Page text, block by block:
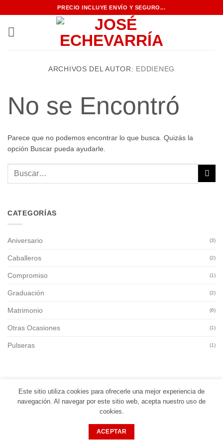
al
contenido
PRECIO INCLUYE ENVÍO Y SEGURO...
ARCHIVOS DEL AUTOR: EDDIENEG
No se Encontró
Parece que no podemos encontrar lo que busca. Quizás la
opción Buscar pueda ayudarle.
CATEGORÍAS
Aniversario (3)
Caballeros (2)
Compromiso (1)
Graduación (2)
Matrimonio (6)
Otras Ocasiones (1)
Pulseras (1)
CARRITO
Este sitio utiliza cookies para ofrecerle una mejor experiencia de
navegación. Al navegar por este sitio web, acepta nuestro uso de
cookies.
ACEPTAR